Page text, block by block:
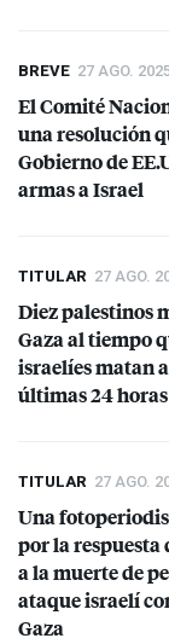
BREVE 27 AGO.
El Comité
una resolución
Gobierno de
armas a Israel
TITULAR 27 AGO.
Diez palestinos
Gaza al tiempo
israelíes matan
últimas 24 horas
TITULAR 27 AGO.
Una
por la respuesta
a la muerte de
ataque israelí
Gaza